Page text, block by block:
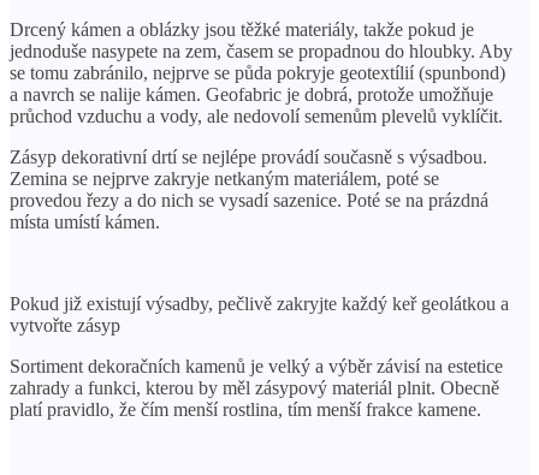
Drcený kámen a oblázky jsou těžké materiály, takže pokud je
jednoduše nasypete na zem, časem se propadnou do hloubky. Aby
se tomu zabránilo, nejprve se půda pokryje geotextílií (spunbond)
a navrch se nalije kámen. Geofabric je dobrá, protože umožňuje
průchod vzduchu a vody, ale nedovolí semenům plevelů vyklíčit.
Zásyp dekorativní drtí se nejlépe provádí současně s výsadbou.
Zemina se nejprve zakryje netkaným materiálem, poté se
provedou řezy a do nich se vysadí sazenice. Poté se na prázdná
místa umístí kámen.
Pokud již existují výsadby, pečlivě zakryjte každý keř geolátkou a
vytvořte zásyp
Sortiment dekoračních kamenů je velký a výběr závisí na estetice
zahrady a funkci, kterou by měl zásypový materiál plnit. Obecně
platí pravidlo, že čím menší rostlina, tím menší frakce kamene.